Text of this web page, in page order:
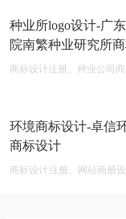
种业所logo设计-广
院南繁种业研究所
公司
商标设计注册、种业公司
环境商标设计-卓信
商标设计
商标设计注册、网站画册设